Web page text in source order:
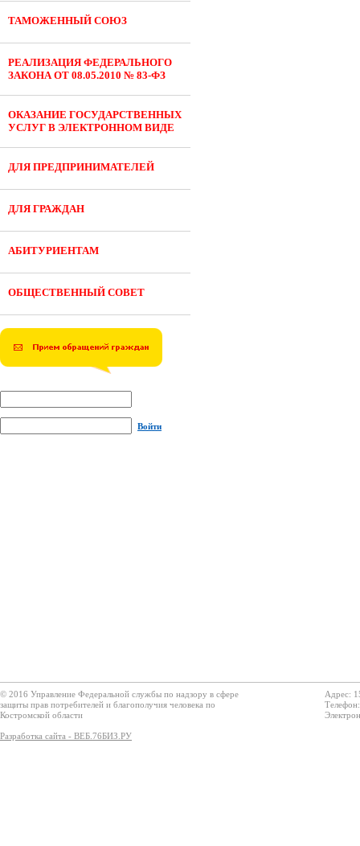
ТАМОЖЕННЫЙ СОЮЗ
РЕАЛИЗАЦИЯ ФЕДЕРАЛЬНОГО
ЗАКОНА ОТ 08.05.2010 № 83-ФЗ
ОКАЗАНИЕ ГОСУДАРСТВЕННЫХ
УСЛУГ В ЭЛЕКТРОННОМ ВИДЕ
ДЛЯ ПРЕДПРИНИМАТЕЛЕЙ
ДЛЯ ГРАЖДАН
АБИТУРИЕНТАМ
ОБЩЕСТВЕННЫЙ СОВЕТ
Войти
© 2016 Управление Федеральной службы по надзору в сфере
защиты прав потребителей и благополучия человека по
Костромской области
Разработка сайта - ВЕБ.76БИЗ.РУ
Адрес: